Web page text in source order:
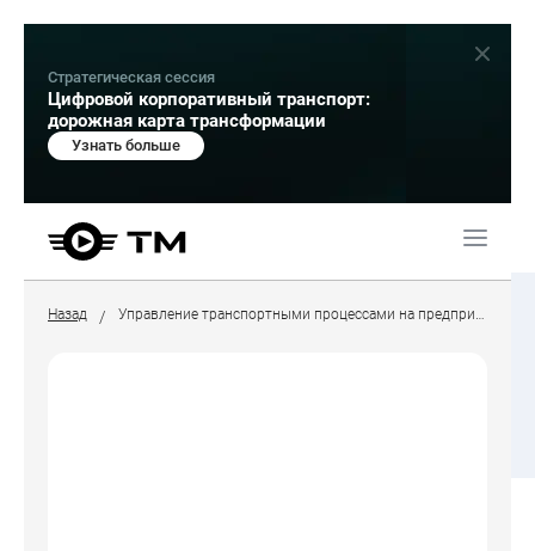
Стратегическая сессия
Цифровой корпоративный транспорт:
дорожная карта трансформации
Узнать больше
Назад / Управление транспортными процессами на предприятии